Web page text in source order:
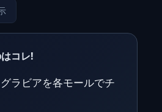
コレ!
ラビアを各モールでチ